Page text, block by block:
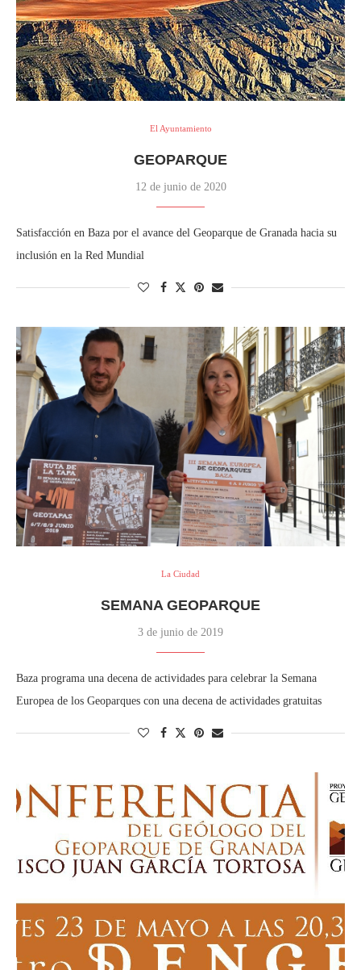
El Ayuntamiento
GEOPARQUE
12 de junio de 2020
Satisfacción en Baza por el avance del Geoparque de Granada hacia su
inclusión en la Red Mundial
La Ciudad
SEMANA GEOPARQUE
3 de junio de 2019
Baza programa una decena de actividades para celebrar la Semana
Europea de los Geoparques con una decena de actividades gratuitas